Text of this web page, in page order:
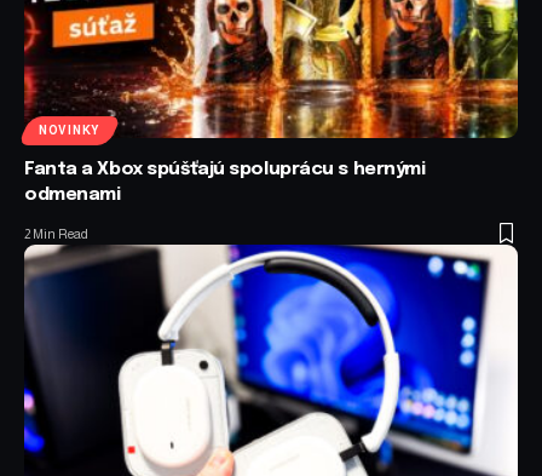
NOVINKY
Fanta a Xbox spúšťajú spoluprácu s hernými
odmenami
2 Min Read